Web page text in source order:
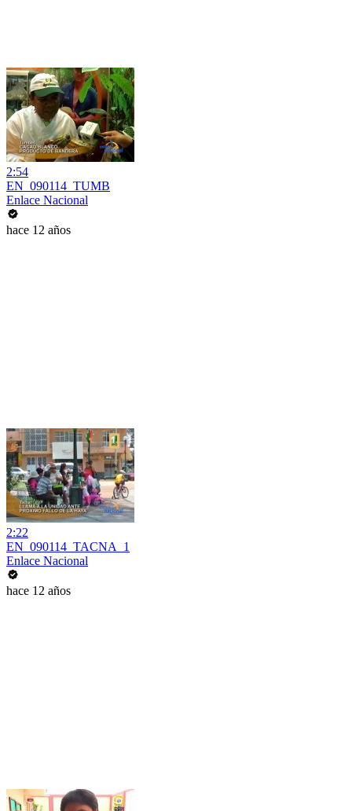
2:54
EN_090114_TUMB
Enlace Nacional
hace 12 años
2:22
EN_090114_TACNA_1
Enlace Nacional
hace 12 años